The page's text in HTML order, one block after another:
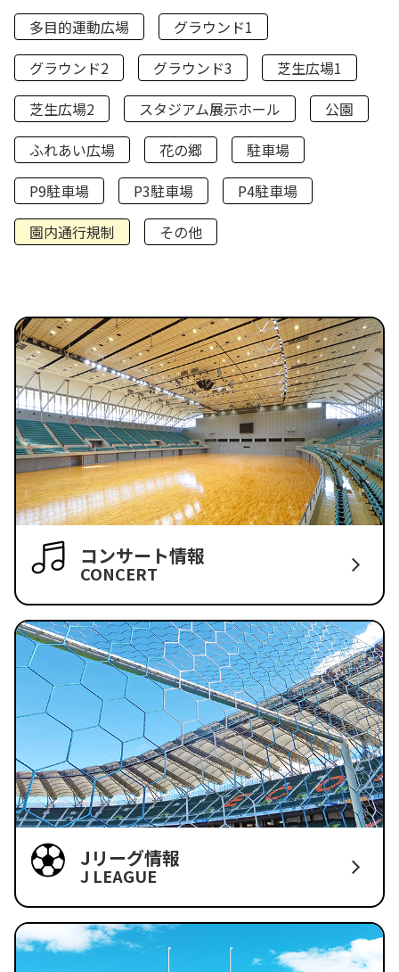
多目的運動広場
グラウンド1
グラウンド2
グラウンド3
芝生広場1
芝生広場2
スタジアム展示ホール
公園
ふれあい広場
花の郷
駐車場
P9駐車場
P3駐車場
P4駐車場
園内通行規制
その他
コンサート情報
CONCERT
Jリーグ情報
J LEAGUE